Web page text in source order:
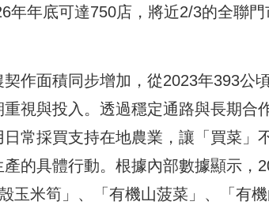
年年底可達750店，將近2/3的全聯
作面積同步增加，從2023年393公
視與投入。透過穩定通路與長期合
常採買支持在地農業，讓「買菜」
的具體行動。根據內部數據顯示，
玉米筍」、「有機山菠菜」、「有